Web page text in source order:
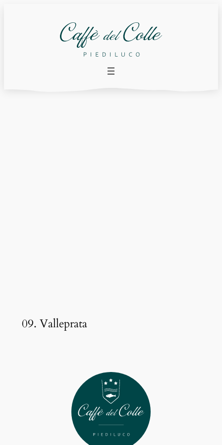
09. Valleprata